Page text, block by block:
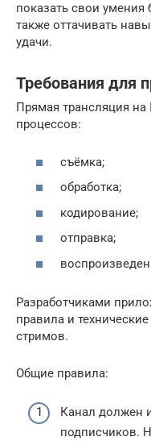
показать свои умения
также оттачивать
удачи.
Требования для
Прямая трансляция
процессов:
съёмка;
обработка;
кодирование;
отправка;
Разработчиками
правила и
стримов.
Общие правила:
Канал должен
подписчиков.